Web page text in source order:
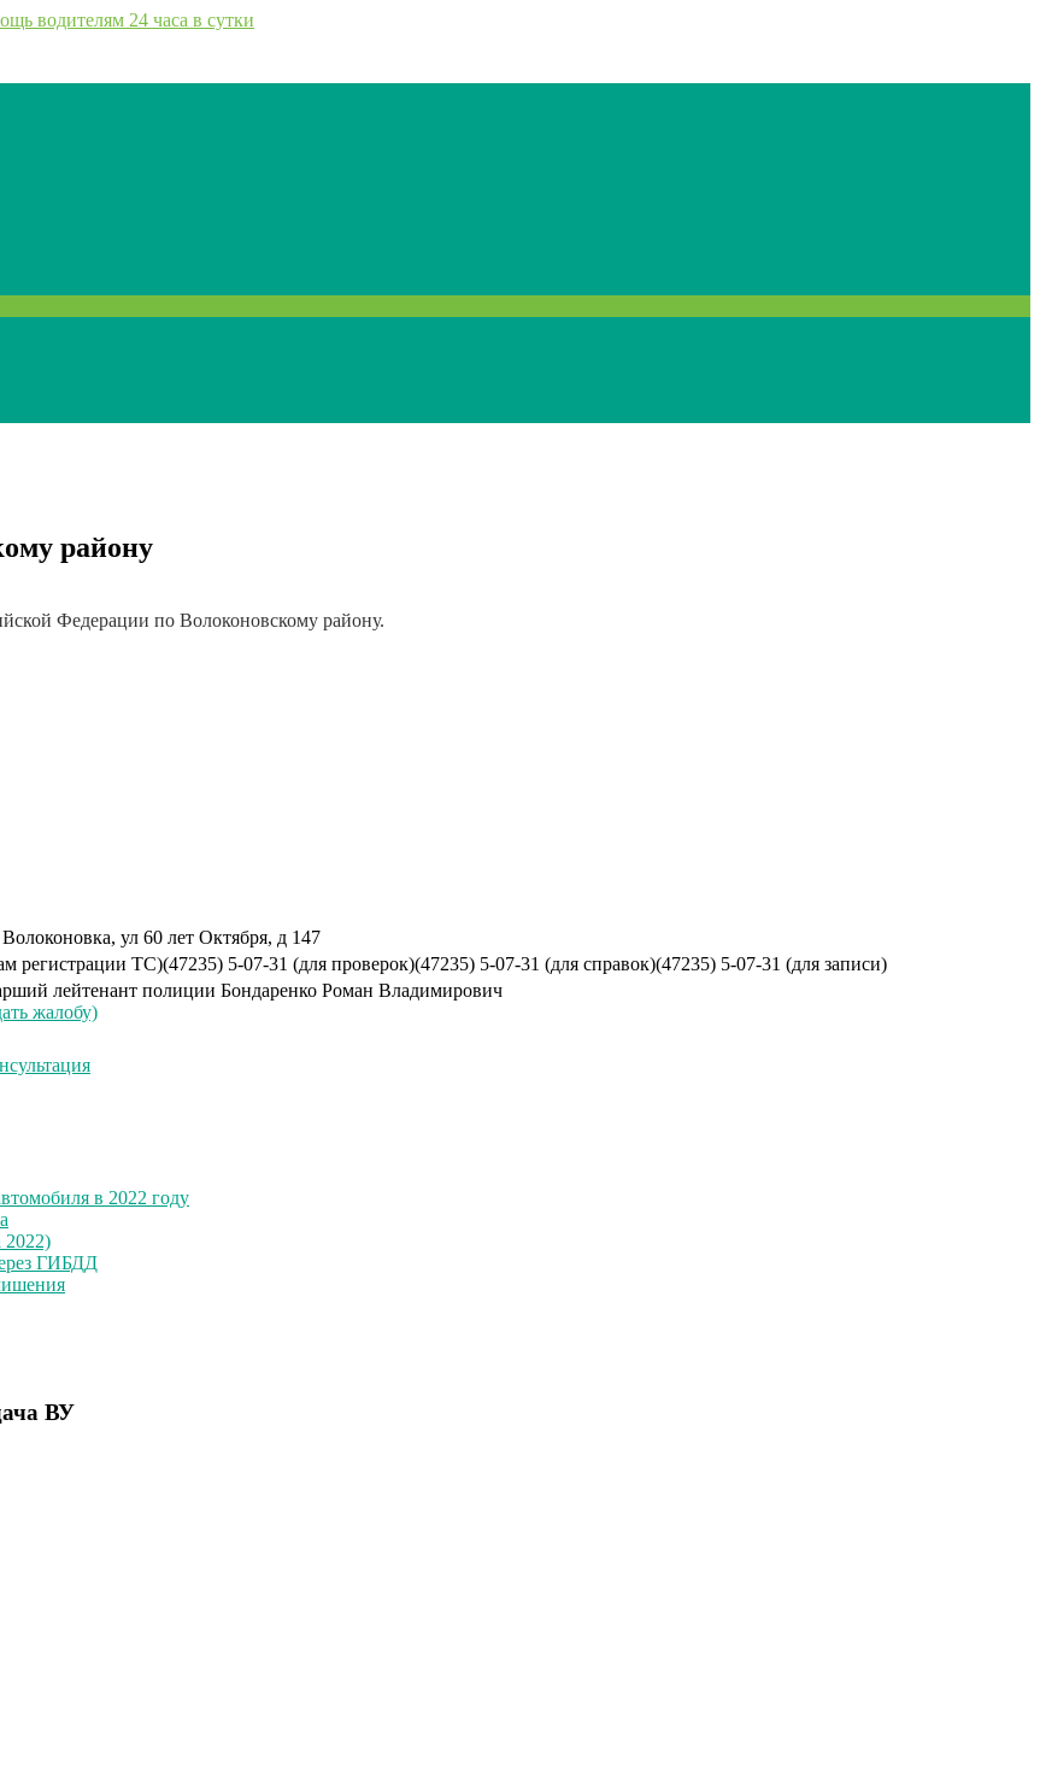
району
Федерации по Волоконовскому району.
ул 60 лет Октября, д 147
регистрации ТС)(47235) 5-07-31 (для проверок)(47235) 5-07-31 (для справок)(47235) 5-07-31 (для записи)
лейтенант полиции Бондаренко Роман Владимирович
жалобу)
в 2022 году
ГИБДД
ВУ